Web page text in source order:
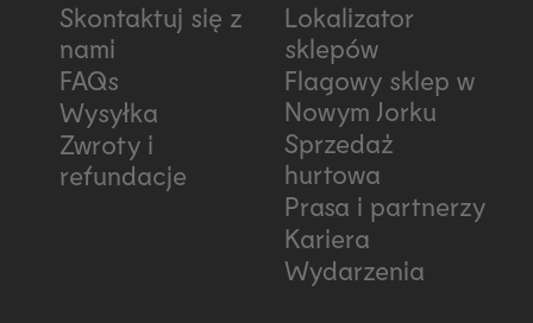
Skontaktuj się z
nami
FAQs
Wysyłka
Zwroty i
refundacje
Lokalizator
sklepów
Flagowy sklep w
Nowym Jorku
Sprzedaż
hurtowa
Prasa i partnerzy
Kariera
Wydarzenia